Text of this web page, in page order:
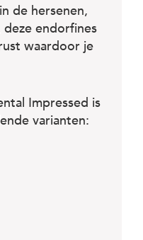
de hersenen,
endorfines
waardoor je
Impressed is
varianten: